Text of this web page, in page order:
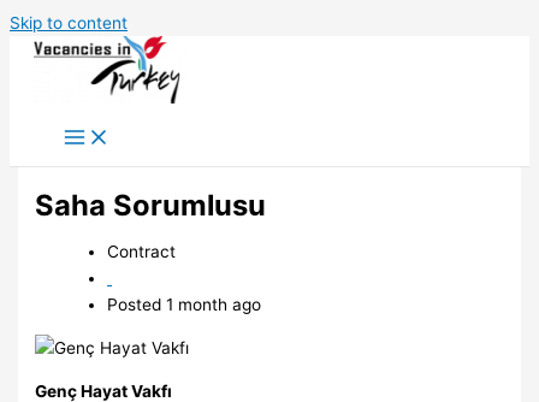
Skip to content
Saha Sorumlusu
Contract
Posted 1 month ago
Genç Hayat Vakfı